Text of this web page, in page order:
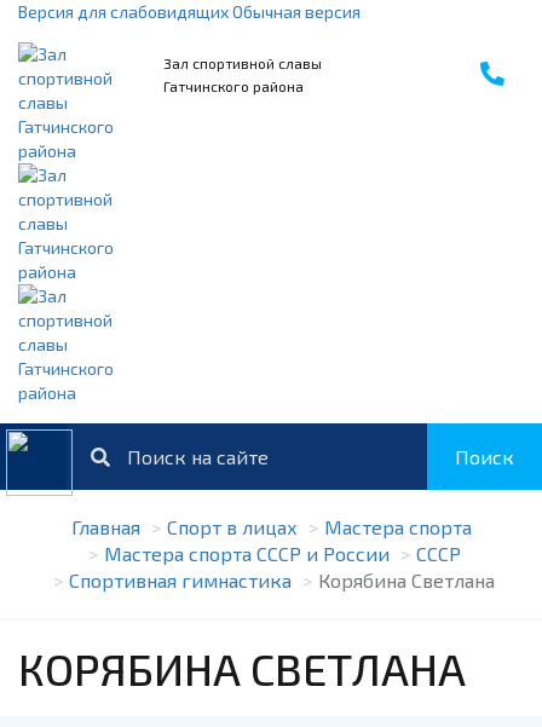
Версия для слабовидящихОбычная версия
Зал спортивной славы
Гатчинского района
Поиск
Главная Спорт в лицах
Мастера спорта
Мастера спорта СССР и России
СССР
Спортивная гимнастика
Корябина Светлана
КОРЯБИНА СВЕТЛАНА